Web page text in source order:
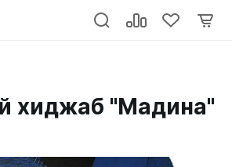
хиджаб "Мадина"